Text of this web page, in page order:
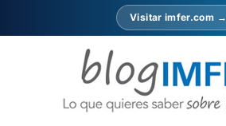
Visitar imfer.com →